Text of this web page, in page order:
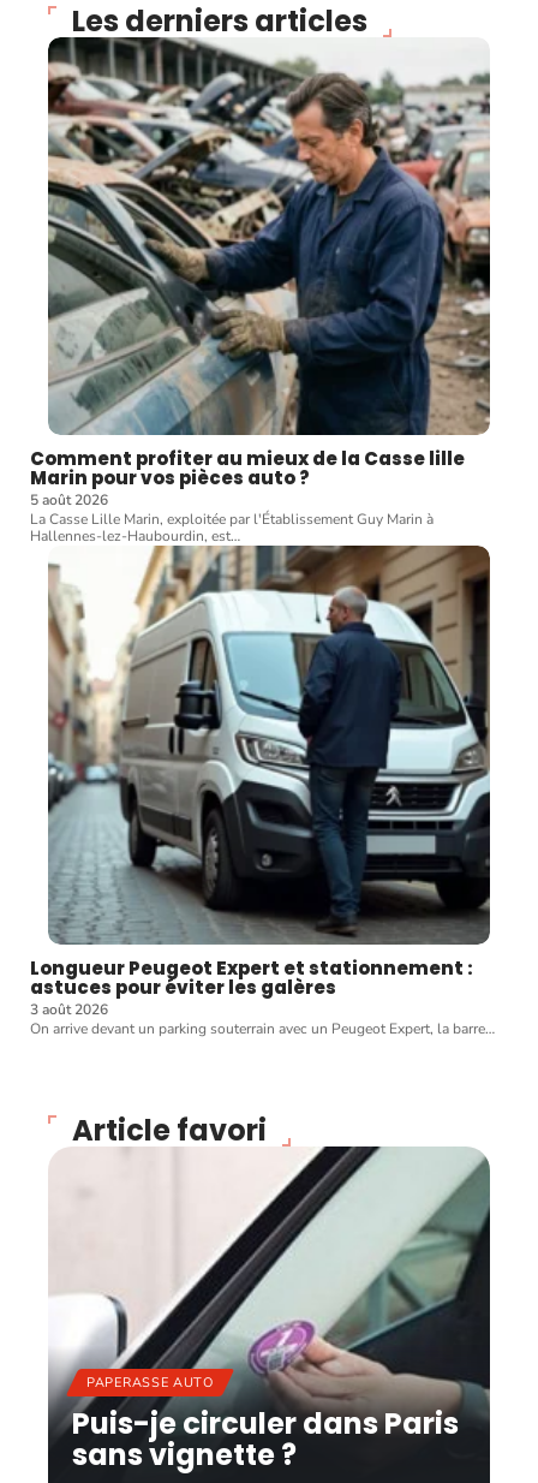
Les derniers articles
Comment profiter au mieux de la Casse lille
Marin pour vos pièces auto ?
5 août 2026
La Casse Lille Marin, exploitée par l'Établissement Guy Marin à
Hallennes-lez-Haubourdin, est…
Longueur Peugeot Expert et stationnement :
astuces pour éviter les galères
3 août 2026
On arrive devant un parking souterrain avec un Peugeot Expert, la barre…
Article favori
PAPERASSE AUTO
Puis-je circuler dans Paris
sans vignette ?